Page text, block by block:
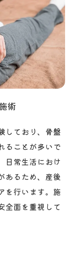
術
しており、骨盤
ることが多いで
日常生活におけ
あるため、産後
を行います。施
全面を重視して